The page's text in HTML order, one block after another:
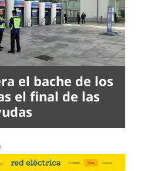
el bache de los
el final de las